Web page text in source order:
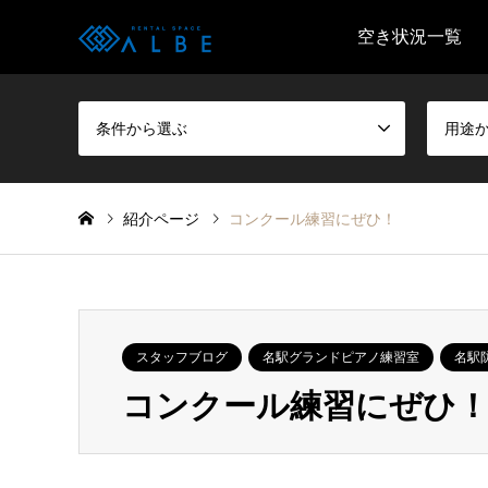
空き状況一覧
条件から選ぶ 用途
紹介ページ コンクール練習にぜひ！
スタッフブログ 名駅グランドピアノ練習室 名駅
コンクール練習にぜひ！